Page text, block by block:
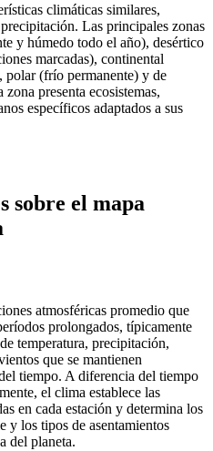
climáticas similares,
Las principales zonas
y húmedo todo el año), desértico
marcadas), continental
(frío permanente) y de
presenta ecosistemas,
específicos adaptados a sus
sobre el mapa
atmosféricas promedio que
prolongados, típicamente
temperatura, precipitación,
que se mantienen
tiempo. A diferencia del tiempo
el clima establece las
en cada estación y determina los
y los tipos de asentamientos
del planeta.